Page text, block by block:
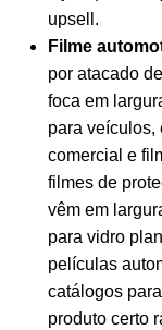
upsell.
Filme
por atacado
foca em
para veículos,
comercial e
filmes de
vêm em
para vidro
películas
catálogos
produto certo